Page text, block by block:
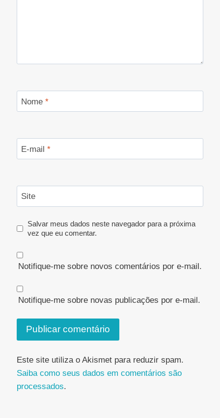
Nome *
E-mail *
Site
Salvar meus dados neste navegador para a próxima
vez que eu comentar.
Notifique-me sobre novos comentários por e-mail.
Notifique-me sobre novas publicações por e-mail.
Este site utiliza o Akismet para reduzir spam.
Saiba como seus dados em comentários são
processados.